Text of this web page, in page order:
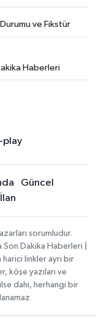
ve Fikstür
Haberleri
Güncel
sorumludur.
Dakika Haberleri |
linkler ayrı bir
köşe yazıları ve
dahi, herhangi bir